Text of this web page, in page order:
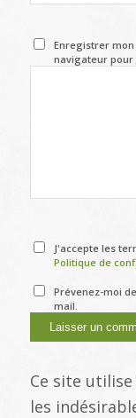
Enregistrer
navigateur pour
J'accepte les
Politique de
Prévenez-moi
mail.
Ce site
les